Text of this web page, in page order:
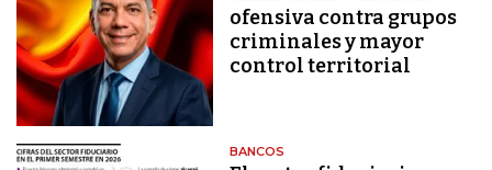
ofensiva contra grupos
criminales y mayor
control territorial
BANCOS